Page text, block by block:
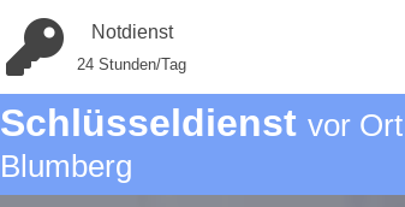
Notdienst
24 Stunden/Tag
Schlüsseldienst vor Ort
Blumberg